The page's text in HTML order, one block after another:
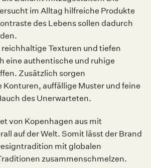
im Alltag hilfreiche Produkte
des Lebens sollen dadurch
Texturen und tiefen
eine authentische und ruhige
Zusätzlich sorgen
auffällige Muster und feine
des Unerwarteten.
von Kopenhagen aus mit
auf der Welt. Somit lässt der Brand
mit globalen
zusammenschmelzen.